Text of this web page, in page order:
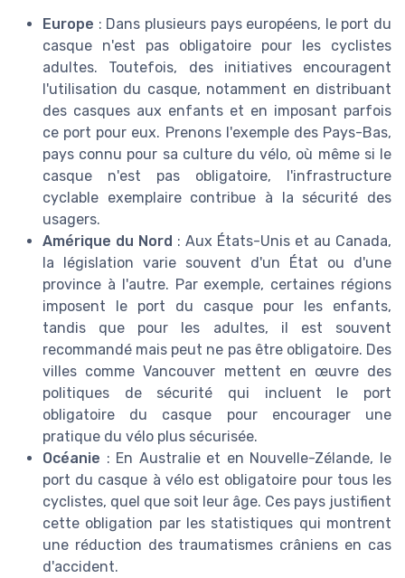
Europe : Dans plusieurs pays européens, le port du
casque n'est pas obligatoire pour les cyclistes
adultes. Toutefois, des initiatives encouragent
l'utilisation du casque, notamment en distribuant
des casques aux enfants et en imposant parfois
ce port pour eux. Prenons l'exemple des Pays-Bas,
pays connu pour sa culture du vélo, où même si le
casque n'est pas obligatoire, l'infrastructure
cyclable exemplaire contribue à la sécurité des
usagers.
Amérique du Nord : Aux États-Unis et au Canada,
la législation varie souvent d'un État ou d'une
province à l'autre. Par exemple, certaines régions
imposent le port du casque pour les enfants,
tandis que pour les adultes, il est souvent
recommandé mais peut ne pas être obligatoire. Des
villes comme Vancouver mettent en œuvre des
politiques de sécurité qui incluent le port
obligatoire du casque pour encourager une
pratique du vélo plus sécurisée.
Océanie : En Australie et en Nouvelle-Zélande, le
port du casque à vélo est obligatoire pour tous les
cyclistes, quel que soit leur âge. Ces pays justifient
cette obligation par les statistiques qui montrent
une réduction des traumatismes crâniens en cas
d'accident.